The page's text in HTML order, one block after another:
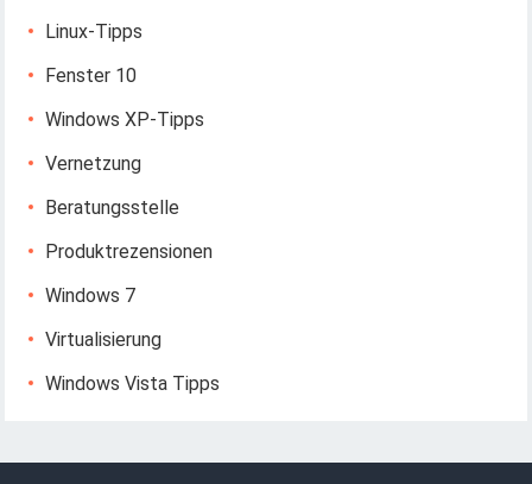
Linux-Tipps
Fenster 10
Windows XP-Tipps
Vernetzung
Beratungsstelle
Produktrezensionen
Windows 7
Virtualisierung
Windows Vista Tipps